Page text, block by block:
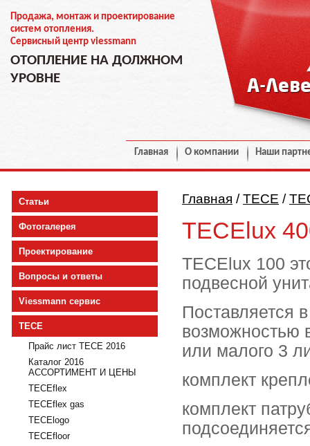
Главная О компании Наши
Продажа, монтаж и проектирование
систем отопления.
Сервисный центр viessmann
ОТОПЛЕНИЕ НА ДОЛЖНОМ
УРОВНЕ
Статьи
Фотогалерея
Проектирование
Вопросы и ответы
Viessmann сервис
TECE
Прайс лист TECE 2016
Каталог 2016
АССОРТИМЕНТ И ЦЕНЫ
TECEflex
TECEflex gas
TECElogo
TECEfloor
Главная /TECE /
TECElux
TECElux 100
подвесной
Поставляется
возможностью
или малого 3
комплект
комплект